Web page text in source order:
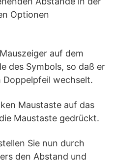
Optionen
auf dem
des Symbols, so daß er
Doppelpfeil wechselt.
Maustaste auf das
Maustaste gedrückt.
Sie nun durch
den Abstand und